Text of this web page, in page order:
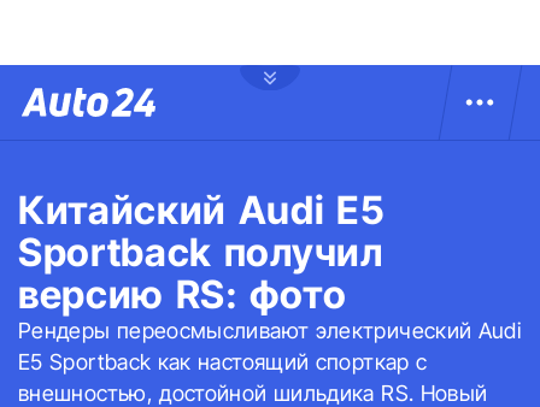
Китайский Audi E5
Sportback получил
версию RS: фото
Рендеры переосмысливают электрический Audi
E5 Sportback как настоящий спорткар с
внешностью, достойной шильдика RS. Новый